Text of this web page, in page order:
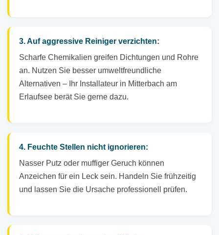
3. Auf aggressive Reiniger verzichten:
Scharfe Chemikalien greifen Dichtungen und Rohre
an. Nutzen Sie besser umweltfreundliche
Alternativen – Ihr Installateur in Mitterbach am
Erlaufsee berät Sie gerne dazu.
4. Feuchte Stellen nicht ignorieren:
Nasser Putz oder muffiger Geruch können
Anzeichen für ein Leck sein. Handeln Sie frühzeitig
und lassen Sie die Ursache professionell prüfen.